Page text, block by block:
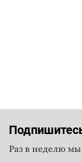
Раз в неделю